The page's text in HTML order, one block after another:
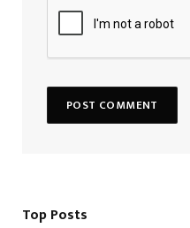
Top Posts